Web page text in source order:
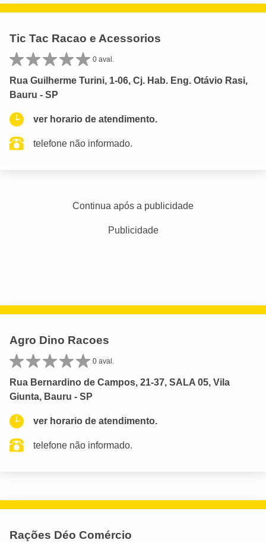
Tic Tac Racao e Acessorios
0 aval.
Rua Guilherme Turini, 1-06, Cj. Hab. Eng. Otávio Rasi,
Bauru - SP
ver horario de atendimento.
telefone não informado.
Continua após a publicidade
Publicidade
Agro Dino Racoes
0 aval.
Rua Bernardino de Campos, 21-37, SALA 05, Vila
Giunta, Bauru - SP
ver horario de atendimento.
telefone não informado.
Rações Déo Comércio